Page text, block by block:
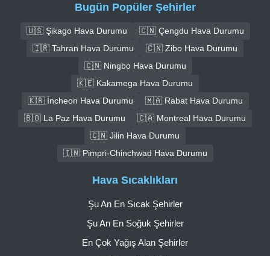
Bugün Popüler Şehirler
🇺🇸 Şikago Hava Durumu
🇨🇳 Çengdu Hava Durumu
🇮🇷 Tahran Hava Durumu
🇨🇳 Zibo Hava Durumu
🇨🇳 Ningbo Hava Durumu
🇰🇪 Kakamega Hava Durumu
🇰🇷 İncheon Hava Durumu
🇲🇦 Rabat Hava Durumu
🇧🇴 La Paz Hava Durumu
🇨🇦 Montreal Hava Durumu
🇨🇳 Jilin Hava Durumu
🇮🇳 Pimpri-Chinchwad Hava Durumu
Hava Sıcaklıkları
Şu An En Sıcak Şehirler
Şu An En Soğuk Şehirler
En Çok Yağış Alan Şehirler